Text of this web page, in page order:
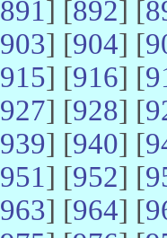
891] [892] [
903] [904] [
915] [916] [
927] [928] [
939] [940] [
951] [952] [
963] [964] [